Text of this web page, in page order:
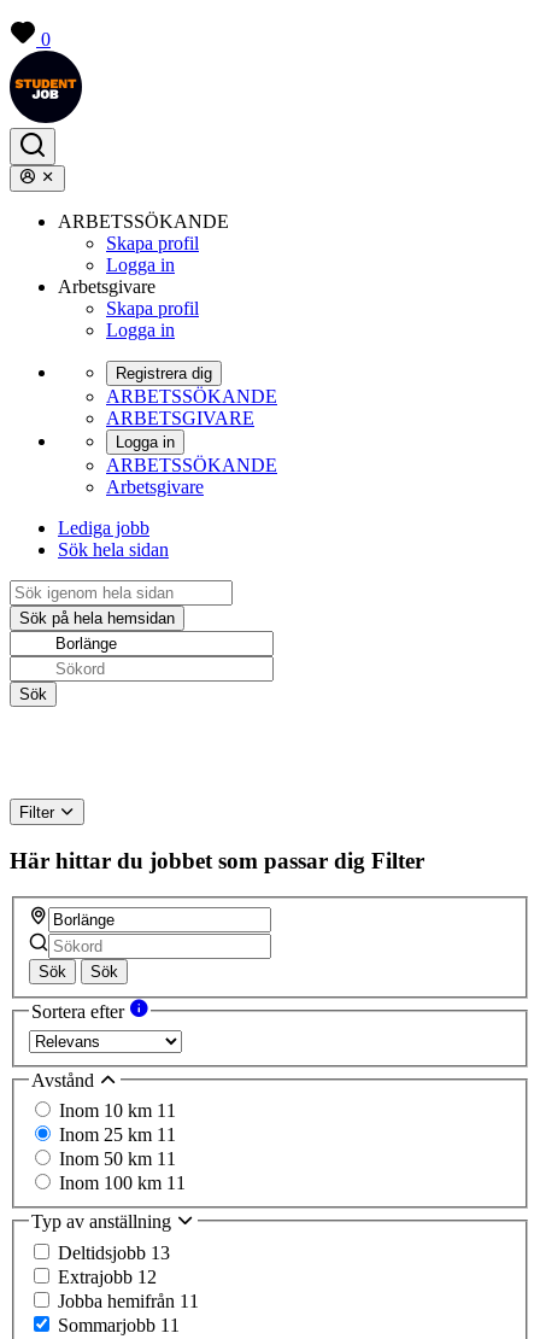
0
ARBETSSÖKANDE
Skapa profil
Logga in
Arbetsgivare
Skapa profil
Logga in
Registrera dig
ARBETSSÖKANDE
ARBETSGIVARE
Logga in
ARBETSSÖKANDE
Arbetsgivare
Lediga jobb
Sök hela sidan
Filter
Här hittar du jobbet som passar dig Filter
Sök Sök
Sortera efter
Avstånd
Inom 10 km 11
Inom 25 km 11
Inom 50 km 11
Inom 100 km 11
Typ av anställning
Deltidsjobb 13
Extrajobb 12
Jobba hemifrån 11
Sommarjobb 11